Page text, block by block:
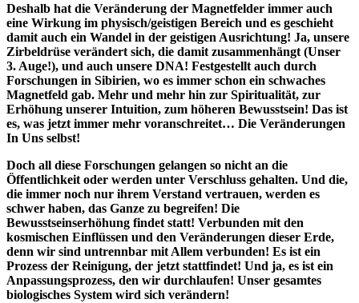
Deshalb hat die Veränderung der Magnetfelder immer auch
eine Wirkung im physisch/geistigen Bereich und es geschieht
damit auch ein Wandel in der geistigen Ausrichtung! Ja, unsere
Zirbeldrüse verändert sich, die damit zusammenhängt (Unser
3. Auge!), und auch unsere DNA! Festgestellt auch durch
Forschungen in Sibirien, wo es immer schon ein schwaches
Magnetfeld gab. Mehr und mehr hin zur Spiritualität, zur
Erhöhung unserer Intuition, zum höheren Bewusstsein! Das ist
es, was jetzt immer mehr voranschreitet… Die Veränderungen
In Uns selbst!
Doch all diese Forschungen gelangen so nicht an die
Öffentlichkeit oder werden unter Verschluss gehalten. Und die,
die immer noch nur ihrem Verstand vertrauen, werden es
schwer haben, das Ganze zu begreifen! Die
Bewusstseinserhöhung findet statt! Verbunden mit den
kosmischen Einflüssen und den Veränderungen dieser Erde,
denn wir sind untrennbar mit Allem verbunden! Es ist ein
Prozess der Reinigung, der jetzt stattfindet! Und ja, es ist ein
Anpassungsprozess, den wir durchlaufen! Unser gesamtes
biologisches System wird sich verändern!